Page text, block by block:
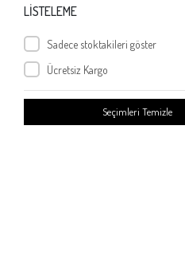
Vivo Y36 5G
Vivo V30 Lite
Vivo V30
Vivo Y18
LİSTELEME
Sadece stoktakileri göster
Ücretsiz Kargo
Seçimleri Temizle